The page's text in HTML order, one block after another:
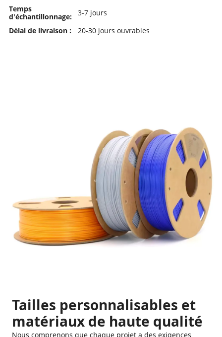
Temps
d'échantillonnage:
3-7 jours
Délai de livraison :
20-30 jours ouvrables
Tailles personnalisables et
matériaux de haute qualité
Nous comprenons que chaque projet a des exigences